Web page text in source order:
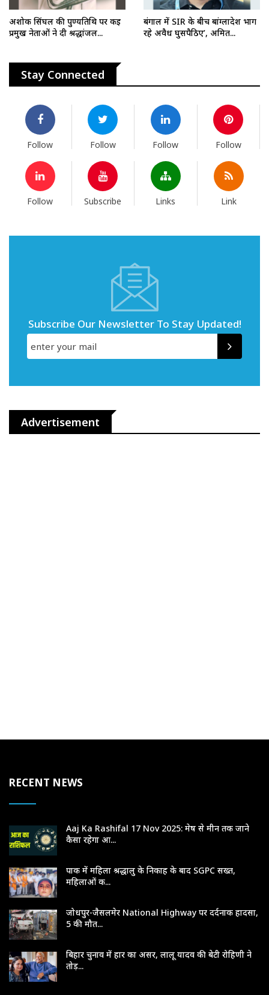
अशोक सिंघल की पुण्यतिथि पर कई
प्रमुख नेताओं ने दी श्रद्धांजल...
बंगाल में SIR के बीच बांग्लादेश भाग
रहे अवैध घुसपैठिए’, अमित...
Stay Connected
Follow Follow Follow Follow
Follow Subscribe Links Link
Subscribe Our Newsletter To Stay Updated!
Advertisement
RECENT NEWS
Aaj Ka Rashifal 17 Nov 2025: मेष से मीन तक जाने
कैसा रहेगा आ...
पाक में महिला श्रद्धालु के निकाह के बाद SGPC सख्त,
महिलाओं क...
जोधपुर-जैसलमेर National Highway पर दर्दनाक हादसा,
5 की मौत...
बिहार चुनाव में हार का असर, लालू यादव की बेटी रोहिणी ने
तोड़...